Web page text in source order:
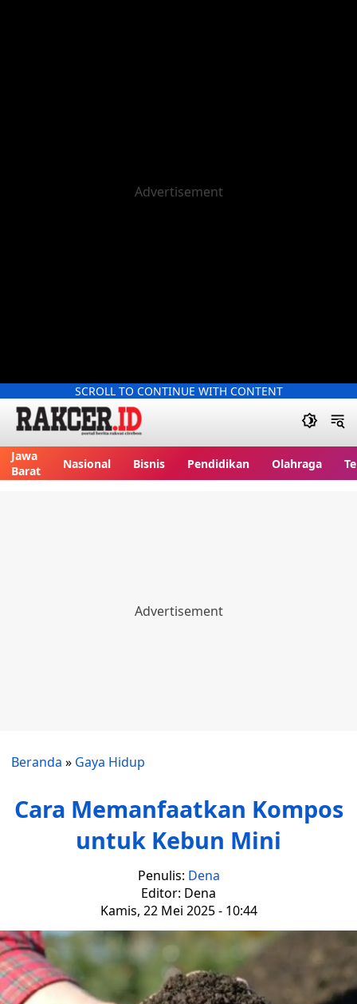
SCROLL TO CONTINUE WITH CONTENT
Jawa
Barat
Nasional Bisnis Pendidikan Olahraga
Beranda » Gaya Hidup
Cara Memanfaatkan Kompos
untuk Kebun Mini
Penulis: Dena
Editor: Dena
Kamis, 22 Mei 2025 - 10:44